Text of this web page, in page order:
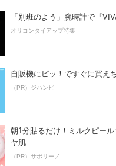
「別班のよう」腕時計で『
オリコンタイアップ特集
自販機にピッ！ですぐに買え
（PR）ジハンピ
朝1分貼るだけ！ミルクピー
ヤ肌
（PR）サボリーノ